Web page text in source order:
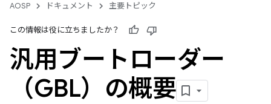
AOSP ドキュメント 主要トピック
この情報は役に立ちましたか？
汎用ブートローダー
（GBL）の概要